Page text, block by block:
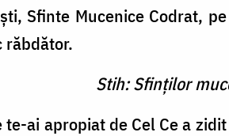
Sfinte Mucenice Codrat,
răbdător.
Stih: Sfinţilor
te-ai apropiat de Cel Ce a